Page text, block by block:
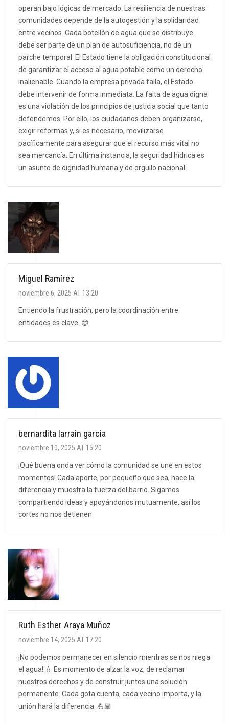
operan bajo lógicas de mercado. La resiliencia de nuestras
comunidades depende de la autogestión y la solidaridad
entre vecinos. Cada botellón de agua que se distribuye
debe ser parte de un plan de autosuficiencia, no de un
parche temporal. El Estado tiene la obligación constitucional
de garantizar el acceso al agua potable como un derecho
inalienable. Cuando la empresa privada falla, el Estado
debe intervenir de forma inmediata. La falta de agua digna
es una violación de los principios de justicia social que tanto
defendemos. Por ello, los ciudadanos deben organizarse,
exigir reformas y, si es necesario, movilizarse
pacíficamente para asegurar que el recurso más vital no
sea mercancía. En última instancia, la seguridad hídrica es
un asunto de dignidad humana y de orgullo nacional.
Miguel Ramírez
noviembre 6, 2025 AT 13:20
Entiendo la frustración, pero la coordinación entre
entidades es clave. 😊
bernardita larrain garcia
noviembre 10, 2025 AT 15:20
¡Qué buena onda ver cómo la comunidad se une en estos
momentos! Cada aporte, por pequeño que sea, hace la
diferencia y muestra la fuerza del barrio. Sigamos
compartiendo ideas y apoyándonos mutuamente, así los
cortes no nos detienen.
Ruth Esther Araya Muñoz
noviembre 14, 2025 AT 17:20
¡No podemos permanecer en silencio mientras se nos niega
el agua! 💧 Es momento de alzar la voz, de reclamar
nuestros derechos y de construir juntos una solución
permanente. Cada gota cuenta, cada vecino importa, y la
unión hará la diferencia. 💪🏽